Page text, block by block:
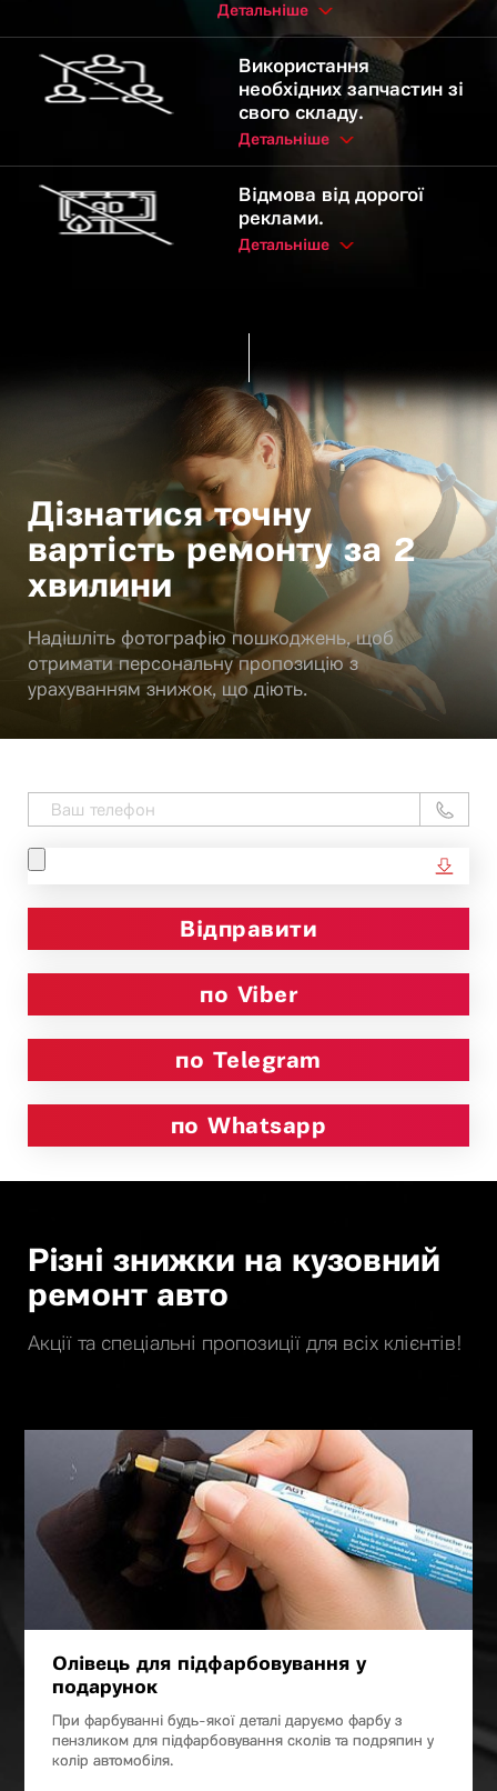
Детальніше
Використання
необхідних запчастин зі
свого складу.
Детальніше
Відмова від дорогої
реклами.
Детальніше
Дізнатися точну
вартість ремонту за 2
хвилини
Надішліть фотографію пошкоджень, щоб
отримати персональну пропозицію з
урахуванням знижок, що діють.
по Viber
по Telegram
по Whatsapp
Різні знижки на кузовний
ремонт авто
Акції та спеціальні пропозиції для всіх клієнтів!
Олівець для підфарбовування у
подарунок
При фарбуванні будь-якої деталі даруємо фарбу з
пензликом для підфарбовування сколів та подряпин у
колір автомобіля.